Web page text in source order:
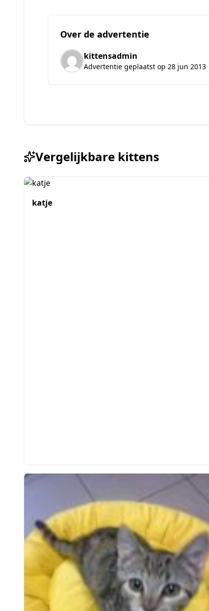
Over de advertentie
kittensadmin
Advertentie geplaatst op 28 jun 2013
Vergelijkbare kittens
katje